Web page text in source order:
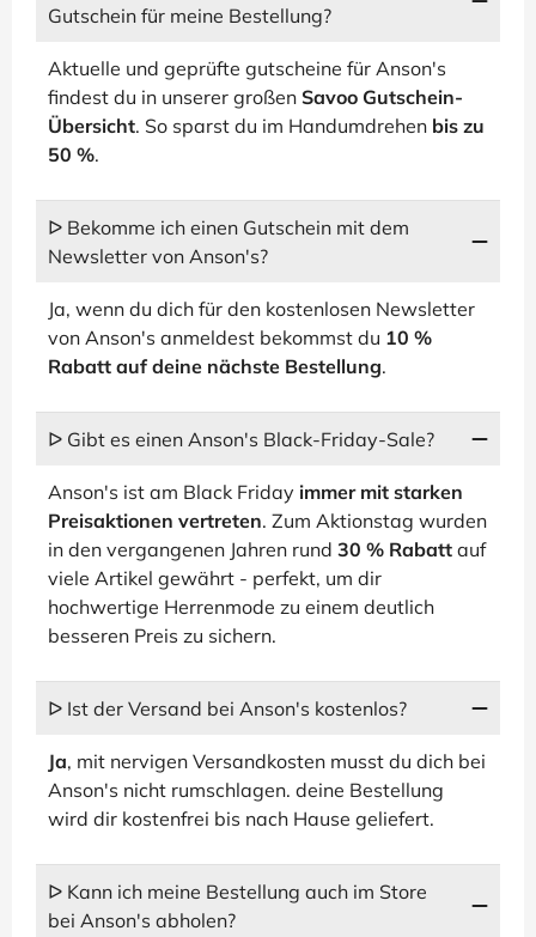
Gutschein für meine Bestellung?
Aktuelle und geprüfte gutscheine für Anson's
findest du in unserer großen Savoo Gutschein-
Übersicht. So sparst du im Handumdrehen bis zu
50 %.
ᐅ Bekomme ich einen Gutschein mit dem
Newsletter von Anson's?
Ja, wenn du dich für den kostenlosen Newsletter
von Anson's anmeldest bekommst du 10 %
Rabatt auf deine nächste Bestellung.
ᐅ Gibt es einen Anson's Black-Friday-Sale?
Anson's ist am Black Friday immer mit starken
Preisaktionen vertreten. Zum Aktionstag wurden
in den vergangenen Jahren rund 30 % Rabatt auf
viele Artikel gewährt - perfekt, um dir
hochwertige Herrenmode zu einem deutlich
besseren Preis zu sichern.
ᐅ Ist der Versand bei Anson's kostenlos?
Ja, mit nervigen Versandkosten musst du dich bei
Anson's nicht rumschlagen. deine Bestellung
wird dir kostenfrei bis nach Hause geliefert.
ᐅ Kann ich meine Bestellung auch im Store
bei Anson's abholen?